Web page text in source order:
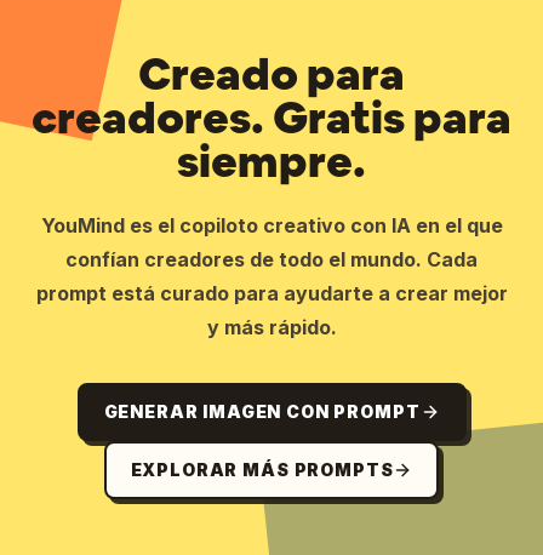
Creado para
creadores. Gratis para
siempre.
YouMind es el copiloto creativo con IA en el que
confían creadores de todo el mundo. Cada
prompt está curado para ayudarte a crear mejor
y más rápido.
GENERAR IMAGEN CON PROMPT
EXPLORAR MÁS PROMPTS